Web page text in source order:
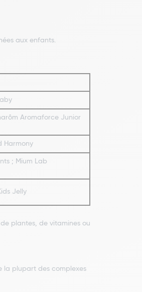
aux enfants.
Aromaforce Junior
Harmony
; Mium Lab
Jelly
plantes, de vitamines ou
la plupart des complexes